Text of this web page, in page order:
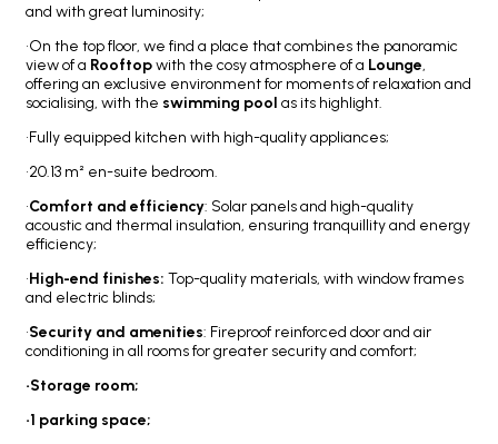
and with great luminosity;
•On the top floor, we find a place that combines the panoramic
view of a Rooftopwith the cosy atmosphere of a Lounge,
offering an exclusive environment for moments of relaxation and
socialising, with the swimming pool as its highlight.
•Fully equipped kitchen with high-quality appliances;
•20.13 m² en-suite bedroom.
•Comfort and efficiency: Solar panels and high-quality
acoustic and thermal insulation, ensuring tranquillity and energy
efficiency;
•High-end finishes: Top-quality materials, with window frames
and electric blinds;
•Security and amenities: Fireproof reinforced door and air
conditioning in all rooms for greater security and comfort;
•Storage room;
•1 parking space;